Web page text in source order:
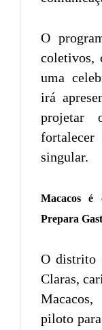
O
coletivos,
uma
irá
projetar
singular.
Macacos
Prepara
O distrito
Claras,
piloto